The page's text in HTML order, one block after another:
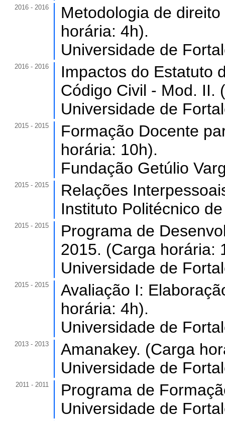
2016 - 2016
Metodologia de
horária: 4h).
Universidade de
2016 - 2016
Impactos do Estatuto
Código Civil - Mod. II.
Universidade de
2015 - 2015
Formação Docente
horária: 10h).
Fundação Getúlio
2015 - 2015
Relações
Instituto Politécnico
2015 - 2015
Programa de
2015. (Carga horária:
Universidade de
2015 - 2015
Avaliação I:
horária: 4h).
Universidade de
2013 - 2013
Amanakey. (Carga
Universidade de
2011 - 2011
Programa de
Universidade de